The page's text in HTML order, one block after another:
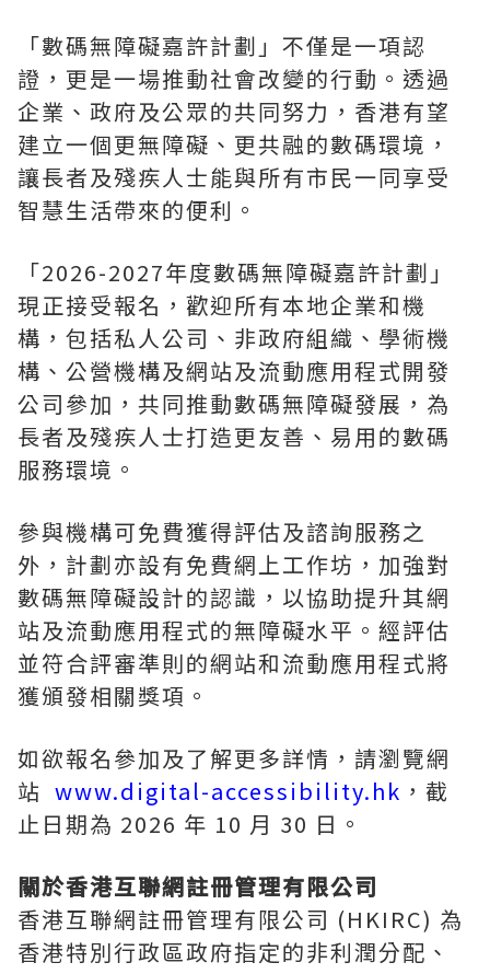
「數碼無障礙嘉許計劃」不僅是一項認
證，更是一場推動社會改變的行動。透過
企業、政府及公眾的共同努力，香港有望
建立一個更無障礙、更共融的數碼環境，
讓長者及殘疾人士能與所有市民一同享受
智慧生活帶來的便利。
「2026-2027年度數碼無障礙嘉許計劃」
現正接受報名，歡迎所有本地企業和機
構，包括私人公司、非政府組織、學術機
構、公營機構及網站及流動應用程式開發
公司參加，共同推動數碼無障礙發展，為
長者及殘疾人士打造更友善、易用的數碼
服務環境。
參與機構可免費獲得評估及諮詢服務之
外，計劃亦設有免費網上工作坊，加強對
數碼無障礙設計的認識，以協助提升其網
站及流動應用程式的無障礙水平。經評估
並符合評審準則的網站和流動應用程式將
獲頒發相關獎項。
如欲報名參加及了解更多詳情，請瀏覽網
站 www.digital-accessibility.hk ，截
止日期為 2026 年 10 月 30 日。
關於香港互聯網註冊管理有限公司
香港互聯網註冊管理有限公司 (HKIRC) 為
香港特別行政區政府指定的非利潤分配、